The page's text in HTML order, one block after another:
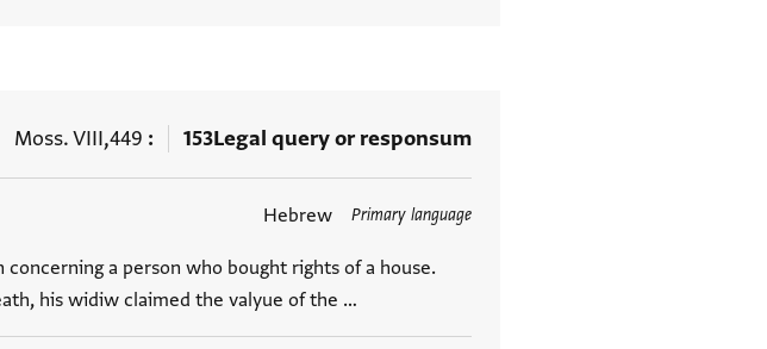
153Legal query or responsum
Moss. VIII,449
Primary language
Hebrew
concerning a person who bought rights of a house.
his widiw claimed the valyue of the …
العلامات